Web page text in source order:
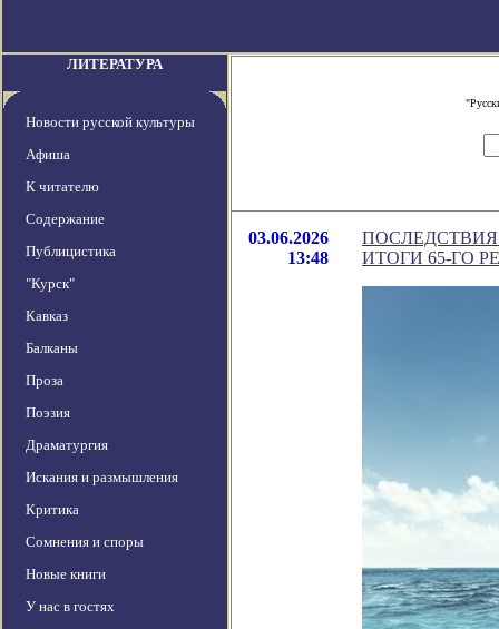
ЛИТЕРАТУРА
Новости русской культуры
Афиша
К читателю
Содержание
Публицистика
"Курск"
Кавказ
Балканы
Проза
Поэзия
Драматургия
Искания и размышления
Критика
Сомнения и споры
Новые книги
У нас в гостях
03.06.2026
13:48
ИТОГИ 65-ГО